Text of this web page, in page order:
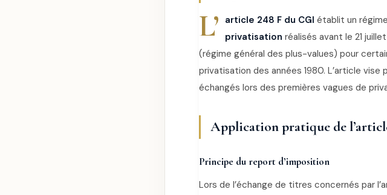
L’ article 248 F du CGI établit un
privatisation réalisés avant le 21
(régime général des plus-values) pour
privatisation des années 1980. L’article
échangés lors des premières vagues de
Application pratique de
Principe du report d’imposition
Lors de l’échange de titres concernés par